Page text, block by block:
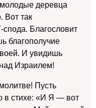
молодые деревца
Вот так
Благословит
благополучие
И увидишь
Израилем!
Пусть
в стихе: «И Я — вот